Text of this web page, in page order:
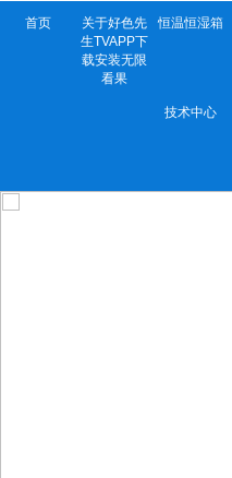
首页
关于好色先
生TVAPP下
载安装无限
看果
恒温恒湿箱
技术中心